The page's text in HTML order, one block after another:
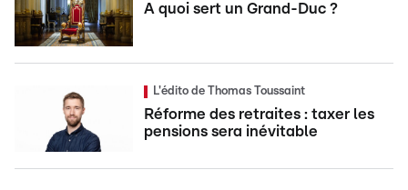
A quoi sert un Grand-Duc ?
L'édito de Thomas Toussaint
Réforme des retraites : taxer les
pensions sera inévitable